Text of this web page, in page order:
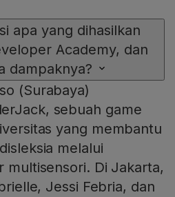
apa yang dihasilkan
Academy, dan
dampaknya?
(Surabaya)
sebuah game
yang membantu
melalui
multisensori. Di Jakarta,
Jessi Febria, dan